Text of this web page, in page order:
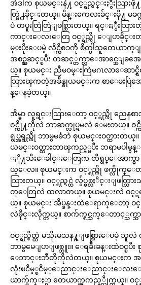
အဲဒါက စုယမင္းနဲ႔ ဝင့္ရည္ရင္းႏွီးသြားဖို
တ္ဖြဲ႕ခိုင္းတယ္။ မိန္းကေလးခ်င္းမို႔ မခ
ပဲ တပူးတြဲတြဲျဖစ္သြားတယ္။ ရင္းႏွီးသြား
ကာင္းေလးေတြ ဝင့္ရည္ကို ေျပာခိုင္းတ
မ္းပိုးေပမဲ့ လိင္ကိစၥကို စိတ္ပါသူတေယာက္
အစဥ္တဆင့္ၿပီး တဆင့္တက္လာေအာင္အေျခအ
ယ္။ စုယမင္း ညီမဝမ္းကြဲမဂၤလာေဆာင္
သြားၾကတဲ့အခ်ိန္စုယမင္းက စာေမးပြဲ
န္ေနခဲ့တယ္။
အိမ္မွာ လူရွင္းသြားေတာ့ ဝင့္ရည္ကို ညေ
ဇင္ကို႔ကိုလဲ ဘာဆက္လုပ္ရမလဲ ေမးတယ္။
ရွပ္အရွည္ကို ဘာမွမခံဘဲ စုယမင္းဝတ္ထားတယ္
ယမင္းဝတ္ထားတာၾကည့္ၿပီး ဘရာမပါမွ
ႏို႔သီးေခါင္းေတြက တီရွပ္ေအာက္မွာ
ယ္ေလ။ စုယမင္းက ဝင့္ရည္ကို ဖက္လိုက္ေ
သြားတယ္။ ဝင့္ရည္ရင္ထဲ လွ်ပ္စစ္လႈိင္းျဖတ္သ
တ္ေတြလဲ ထလာတယ္။ စုယမင္းလဲ ဝင့္ရည္
ယ္။ စုယမင္း အိပ္ခန္းထဲေရာက္ေတာ့ ဝင့္ရ
လဲခိုင္းလိုက္တယ္။ စာက်က္ရင္သက္ေတာင့္သက္သ
ဝင့္ရည္စိတ္ထဲ မသိုးမသန႔္ျဖစ္သြားေပမဲ့
ဘာမွမေျပာျဖစ္ဘူး။ ေရခ်ိဳးခန္းထဲဝင္ၿပီ
ေဘာင္းဘီတိုကိုလဲတယ္။ စုယမင္းက အခန္
လုံးၿငိမ့္ၿငိမ့္ေညာင္းေညာင္းေလးေတ
ယာက္မ်က္ႏွာ တေယာက္ၾကည့္လိုက္တယ္။ ဝင့္ရည္